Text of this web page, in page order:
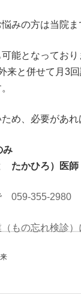
みの方は当院ま
能となっており
来と併せて月3
め、必要があれ
み
たかひろ）医師
059-355-2980
もの忘れ検診